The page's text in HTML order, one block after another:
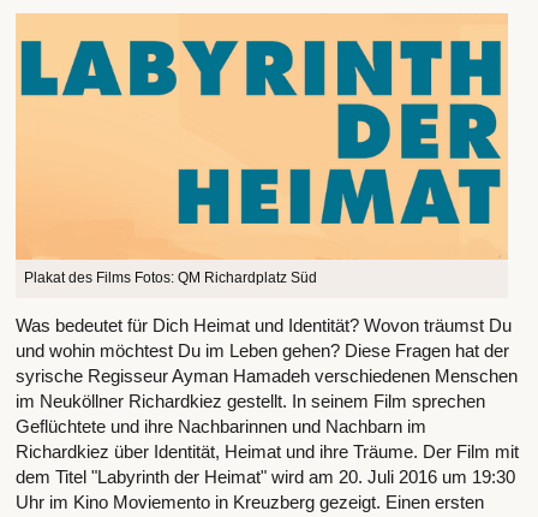
Plakat des Films Fotos: QM Richardplatz Süd
Was bedeutet für Dich Heimat und Identität? Wovon träumst Du
und wohin möchtest Du im Leben gehen? Diese Fragen hat der
syrische Regisseur Ayman Hamadeh verschiedenen Menschen
im Neuköllner Richardkiez gestellt. In seinem Film sprechen
Geflüchtete und ihre Nachbarinnen und Nachbarn im
Richardkiez über Identität, Heimat und ihre Träume. Der Film mit
dem Titel "Labyrinth der Heimat" wird am 20. Juli 2016 um 19:30
Uhr im Kino Moviemento in Kreuzberg gezeigt. Einen ersten